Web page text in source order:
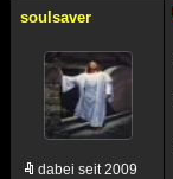
soulsaver
dabei seit 2009